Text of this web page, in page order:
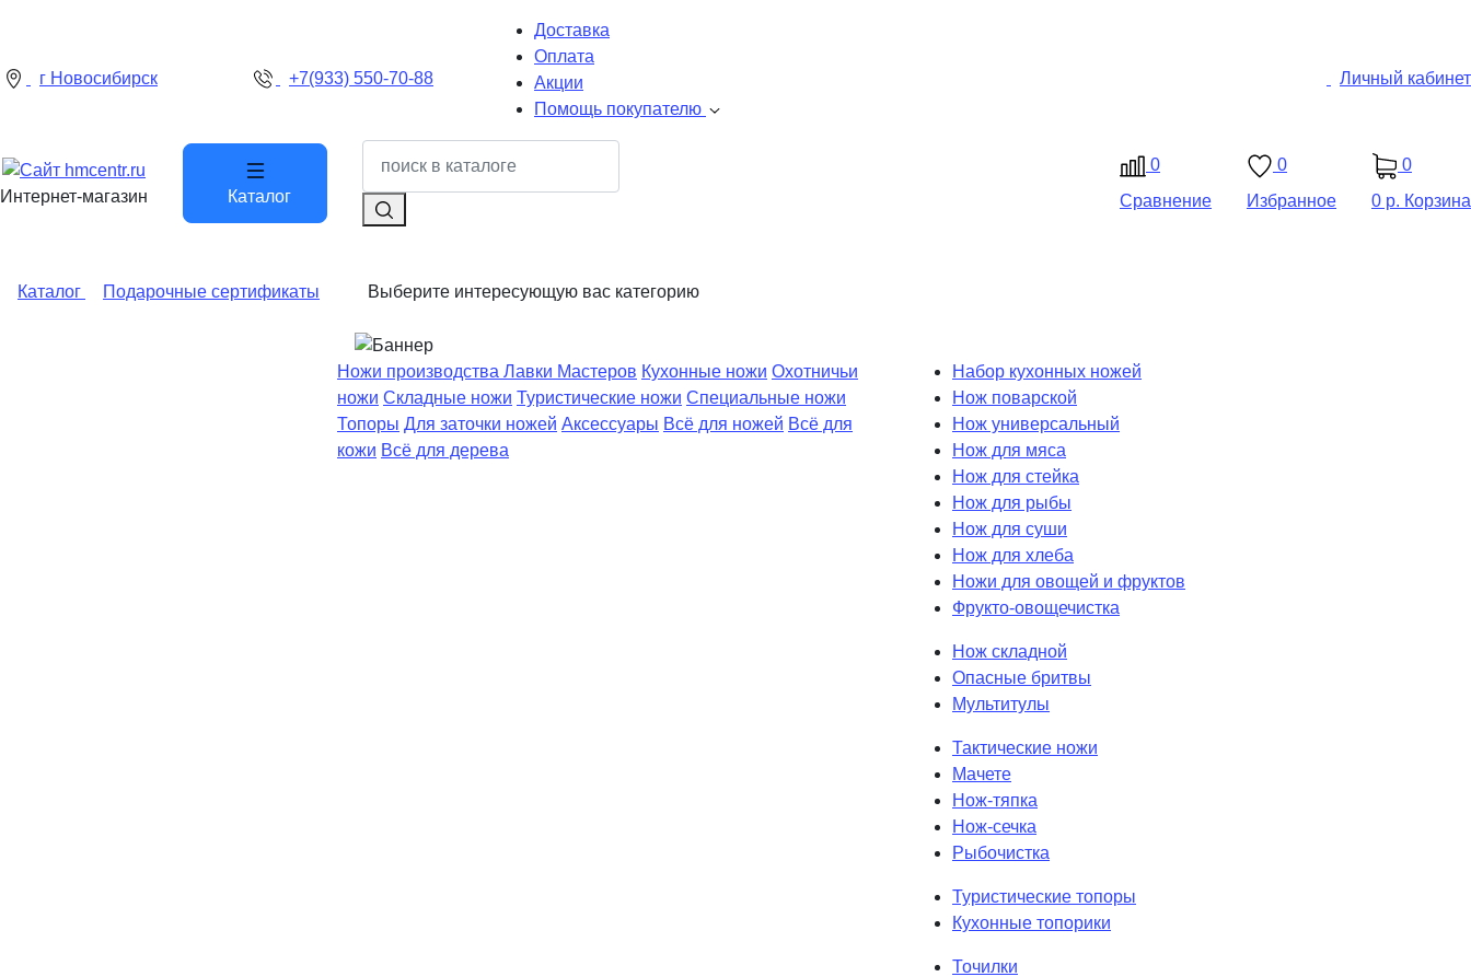
г Новосибирск +7(933) 550-70-88
Доставка
Оплата
Акции
Помощь покупателю
Личный кабинет
Интернет-магазин Каталог
0
Сравнение
0
Избранное
0
0 р. Корзина
Каталог Подарочные сертификаты Выберите интересующую вас категорию
Ножи производства Лавки Мастеров Кухонные ножи Охотничьи
ножи Складные ножи Туристические ножи Специальные ножи
Топоры Для заточки ножей Аксессуары Всё для ножей Всё для
кожи Всё для дерева
Набор кухонных ножей
Нож поварской
Нож универсальный
Нож для мяса
Нож для стейка
Нож для рыбы
Нож для суши
Нож для хлеба
Ножи для овощей и фруктов
Фрукто-овощечистка
Нож складной
Опасные бритвы
Мультитулы
Тактические ножи
Мачете
Нож-тяпка
Нож-сечка
Рыбочистка
Туристические топоры
Кухонные топорики
Точилки